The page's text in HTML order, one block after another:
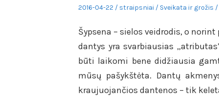
Posted
2016-04-22 Author
straipsniai
Posted
Sveikata ir grožis
Šypsena – sielos veidrodis, o
dantys yra svarbiausias
būti laikomi bene didžiausia
mūsų pašykštėta. Dantų
kraujuojančios dantenos – tik